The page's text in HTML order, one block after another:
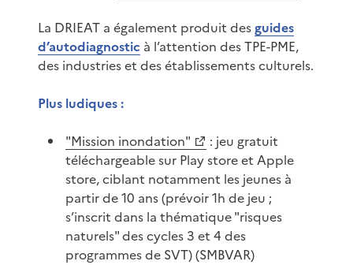
La DRIEAT a également produit des guides
d’autodiagnostic à l’attention des TPE-PME,
des industries et des établissements culturels.
Plus ludiques :
"Mission inondation"
: jeu gratuit
téléchargeable sur Play store et Apple
store, ciblant notamment les jeunes à
partir de 10 ans (prévoir 1h de jeu ;
s’inscrit dans la thématique "risques
naturels" des cycles 3 et 4 des
programmes de SVT) (SMBVAR)